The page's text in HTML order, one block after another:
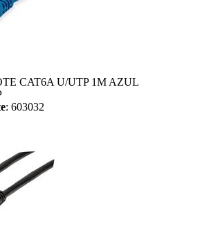
CAT6A U/UTP 1M AZUL
: 603032